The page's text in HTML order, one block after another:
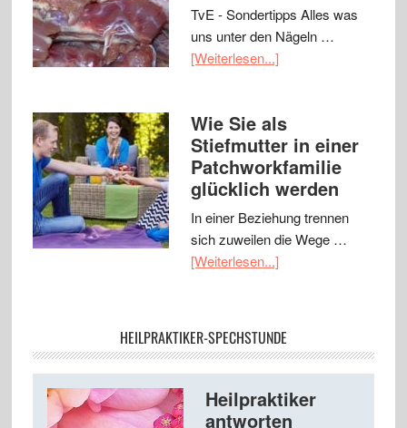
TvE - Sondertipps Alles was
uns unter den Nägeln …
[Weiterlesen...]
Wie Sie als
Stiefmutter in einer
Patchworkfamilie
glücklich werden
In einer Beziehung trennen
sich zuweilen die Wege …
[Weiterlesen...]
HEILPRAKTIKER-SPECHSTUNDE
Heilpraktiker
antworten